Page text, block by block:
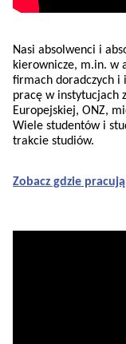
Nasi absolwenci i
kierownicze, m.in. w
firmach doradczych i
pracę w instytucjach
Europejskiej, ONZ,
Wiele studentów i
trakcie studiów.
Zobacz gdzie